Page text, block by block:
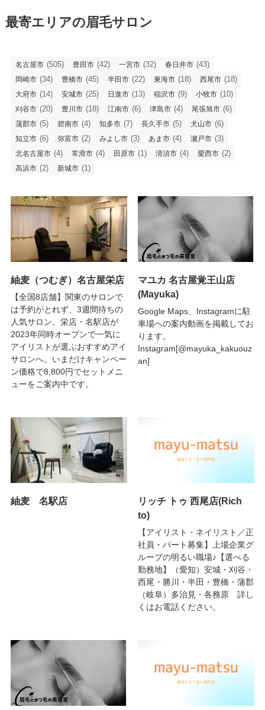
最寄エリアの眉毛サロン
名古屋市 (505) 豊田市 (42) 一宮市 (32) 春日井市 (43)
岡崎市 (34) 豊橋市 (45) 半田市 (22) 東海市 (18) 西尾市 (18)
大府市 (14) 安城市 (25) 日進市 (13) 稲沢市 (9) 小牧市 (10)
刈谷市 (20) 豊川市 (18) 江南市 (6) 津島市 (4) 尾張旭市 (6)
蒲郡市 (5) 碧南市 (4) 知多市 (7) 長久手市 (5) 犬山市 (6)
知立市 (6) 弥富市 (2) みよし市 (3) あま市 (4) 瀬戸市 (3)
北名古屋市 (4) 常滑市 (4) 田原市 (1) 清須市 (4) 愛西市 (2)
高浜市 (2) 新城市 (1)
紬麦（つむぎ）名古屋栄店
【全国8店舗】関東のサロンで
は予約がとれず、3週間待ちの
人気サロン。栄店・名駅店が
2023年同時オープンで一気に
アイリストが選ぶおすすめアイ
サロンへ。いまだけキャンペー
ン価格で8,800円でセットメニ
ューをご案内中です。
マユカ 名古屋覚王山店
(Mayuka)
Google Maps、Instagramに駐
車場への案内動画を掲載してお
ります。
Instagram[@mayuka_kakuouz
an]
紬麦 名駅店
リッチ トゥ 西尾店(Rich
to)
【アイリスト・ネイリスト／正
社員・パート募集】上場企業グ
ループの明るい職場♪【選べる
勤務地】（愛知）安城・刈谷・
西尾・勝川・半田・豊橋・蒲郡
（岐阜）多治見・各務原 詳し
くはお電話ください。